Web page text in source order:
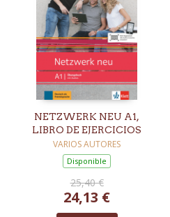
NETZWERK NEU A1,
LIBRO DE EJERCICIOS
VARIOS AUTORES
Disponible
25,40 €
24,13 €